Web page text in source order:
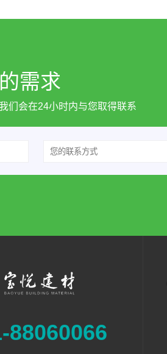
需求
们会在24小时内与您取得联系
88060066